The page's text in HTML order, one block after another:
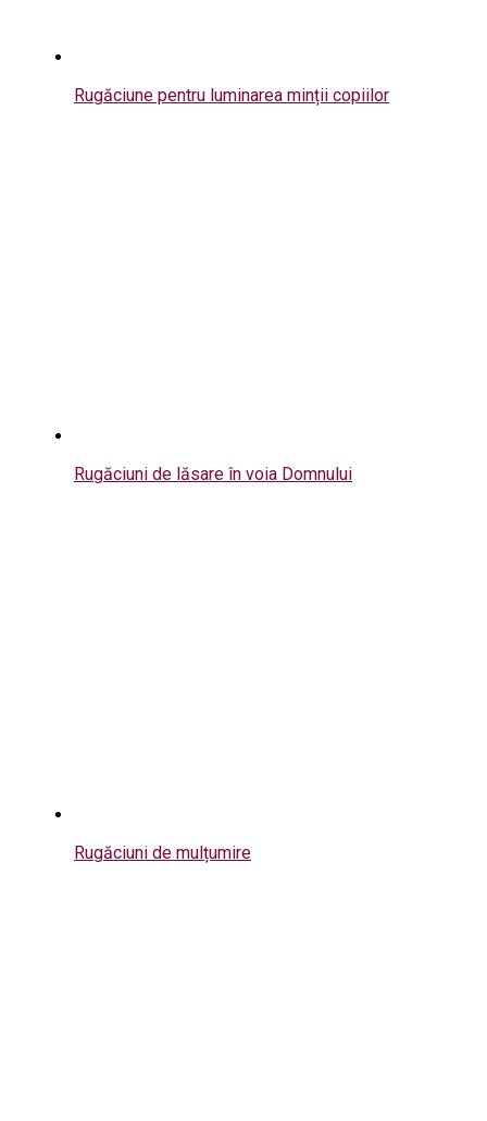
Rugăciune pentru luminarea minții copiilor
Rugăciuni de lăsare în voia Domnului
Rugăciuni de mulțumire